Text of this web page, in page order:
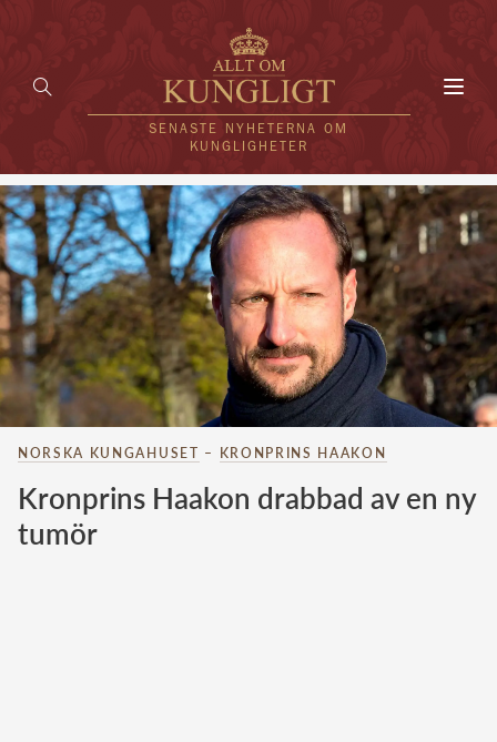
SENASTE NYHETERNA OM
KUNGLIGHETER
HEM
KUNGAFAMILJEN
UTLÄNDSKT
KÄNDISAR
VÄRLDENS KUNGAHUS
Svenska kungahuset
Brittiska kungahuset
NORSKA KUNGAHUSET – KRONPRINS HAAKON
Kronprins Haakon drabbad av en ny
tumör